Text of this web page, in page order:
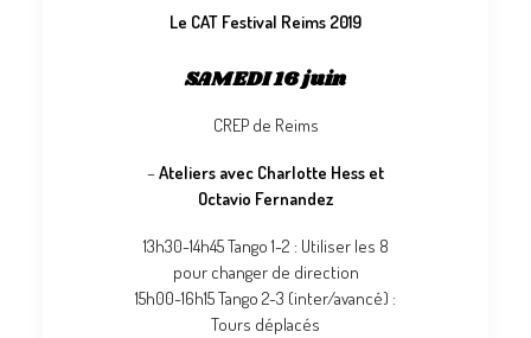
Le CAT Festival Reims 2019
SAMEDI 16 juin
CREP de Reims
– Ateliers avec Charlotte Hess et
Octavio Fernandez
13h30-14h45 Tango 1-2 : Utiliser les 8
pour changer de direction
15h00-16h15 Tango 2-3 (inter/avancé) :
Tours déplacés